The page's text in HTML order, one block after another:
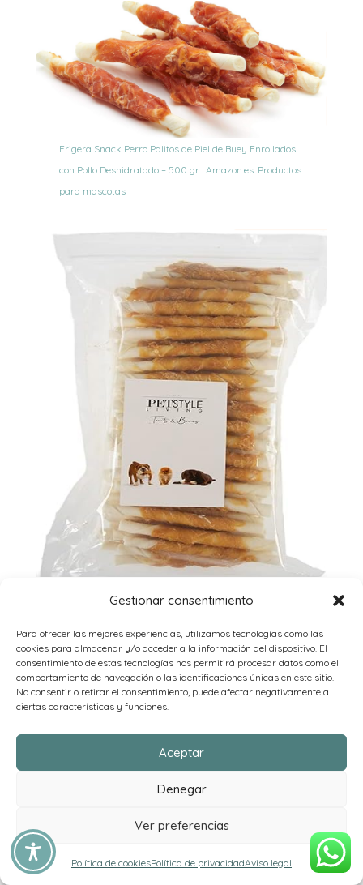
Gestionar consentimiento
Para ofrecer las mejores experiencias, utilizamos tecnologías como las
cookies para almacenar y/o acceder a la información del dispositivo. El
consentimiento de estas tecnologías nos permitirá procesar datos como el
comportamiento de navegación o las identificaciones únicas en este sitio.
No consentir o retirar el consentimiento, puede afectar negativamente a
ciertas características y funciones.
Aceptar
Denegar
Ver preferencias
Política de cookiesPolítica de privacidadAviso legal
Frigera Snack Perro Palitos de Piel de Buey Enrollados
con Pollo Deshidratado – 500 gr : Amazon.es: Productos
para mascotas
para Perros – 100 Unidades : Amazon.es: Productos
para mascotas